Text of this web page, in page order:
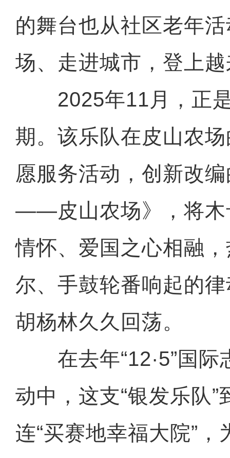
的舞台也从社区老年
场、走进城市，登上
2025年11月，正是
期。该乐队在皮山农
愿服务活动，创新改
——皮山农场》，将木
情怀、爱国之心相融
尔、手鼓轮番响起的
胡杨林久久回荡。
在去年“12·5”国际
动中，这支“银发乐队”
连“买赛地幸福大院”